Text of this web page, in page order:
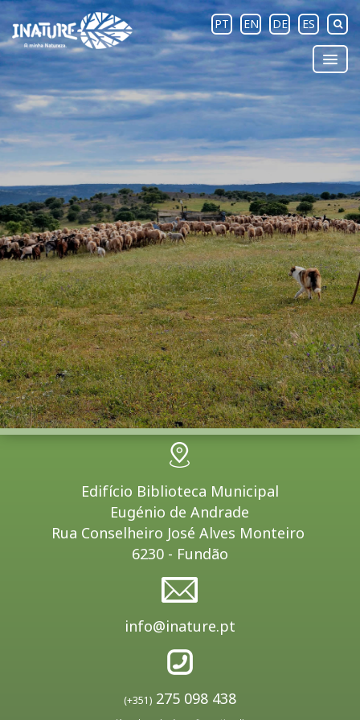
PT EN DE ES
Edifício Biblioteca Municipal
Eugénio de Andrade
Rua Conselheiro José Alves Monteiro
6230 - Fundão
info@inature.pt
(+351) 275 098 438